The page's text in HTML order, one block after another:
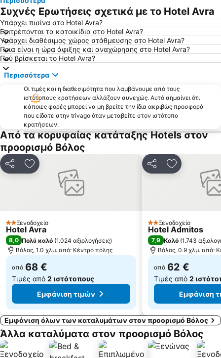
Άγιοι Σαράντα
Άγιος Ιωάννης
Κανατάδικα
Παραδοσιακός οικισμός Αγίας Κυριακής
Χορευτό
Μυλοπόταμος
Πήλιο Χιονοδρομικό Κέντρο
Μπούφα
Αγριά
Ταύρος Ωρεών
Νέα Αγχίαλος
Ιερό Αρτέμιδας Προσηώας
Παραδοσιακός οικισμός Μακρυνίτσας
Δημοτικό Στάδιο Βόλου
Κάτω Λεχώνια
Παραδοσιακός οικισμός Τρικερίου
Pilion
Καστρί
Άναυρος
Φακίστρα
Παραδοσιακός Οικισμός Τσαγκαράδας
Τσοκαΐτη
Πλάκα
Τρούλος
Μητροπολιτικός Ναός Αγίου Νικολάου
Κάτω Γατζέα
Συχνές Ερωτήσεις σχετικά με το Hotel Avra
Υπάρχει πισίνα στο Hotel Avra?
Επιτρέπονται τα κατοικίδια στο Hotel Avra?
Υπάρχει διαθέσιμος χώρος στάθμευσης στο Hotel Avra?
Ποια είναι η ώρα άφιξης και αναχώρησης στο Hotel Avra?
Πού βρίσκεται το Hotel Avra?
Περισσότερα
Οι τιμές και η διαθεσιμότητα που λαμβάνουμε από τους
ιστότοπους κρατήσεων αλλάζουν συνεχώς. Αυτό σημαίνει ότι
κάποιες φορές μπορεί να μη βρείτε την ίδια ακριβώς προσφορά
που είδατε στην trivago όταν μεταβείτε στον ιστότοπο
κρατήσεων.
Από τα κορυφαίας κατάταξης Hotels στον
προορισμό Βόλος
ΚοινοποίησηΠροσθήκη στα αγαπημένα
2 Αστέρια
Ξενοδοχείο
Hotel Avra
8,0 Πολύ καλό (1.024 αξιολογήσεις)
Βόλος, 1.0 χλμ. από: Κέντρο πόλης
από 68 €
Τιμές από 2 ιστότοπους
Εμφάνιση τιμών
ΚοινοποίησηΠροσθήκη
2 Αστέρια
Ξενοδοχείο
Hotel Admitos
7,9 Καλό (1.743
Βόλος, 0.9 χλμ. από:
από 62 €
Τιμές από 2
Εμφάνιση
Εμφάνιση όλων των καταλυμάτων στον προορισμό Βόλος
Άλλα καταλύματα στον προορισμό Βόλος